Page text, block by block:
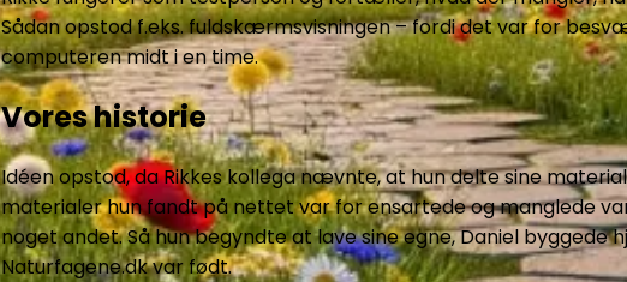
Sådan opstod f.eks. fuldskærmsvisningen – fordi det var for
computeren midt i en time.
Vores historie
Idéen opstod, da Rikkes kollega nævnte, at hun delte sine
materialer hun fandt på nettet var for ensartede og manglede
noget andet. Så hun begyndte at lave sine egne, Daniel byggede
Naturfagene.dk var født.